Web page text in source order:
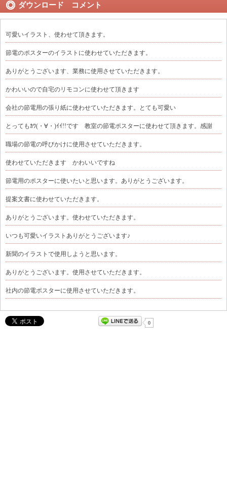
ダウンロード コメント
可愛いイラスト、使わせて頂きます。
節電のポスターのイラストに使わせていただきます。
ありがとうございます、業務に使用させていただきます。
かわいいので自宅のリモコンに使わせて頂きます
会社の節電用の張り紙に使わせていただきます。とても可愛い
とってもｶﾜ(・∀・)ｲｲ!!です 教室の節電ポスターに使わせて頂きます。感謝
職場の節電の呼びかけに使用させていただきます。
使わせていただきます かわいいですね
節電用のポスターに使いたいと思います。ありがとうございます。
提案文書に使わせていただきます。
ありがとうございます。使わせていただきます。
いつも可愛いイラストありがとうございます♪
新聞のイラストで使用しようと思います。
ありがとうございます。使用させていただきます。
社内の節電ポスターに使用させていただきます。
0